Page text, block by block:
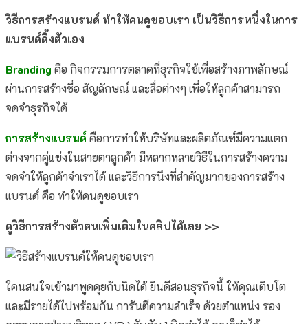
วิธีการสร้างแบรนด์ ทำให้คนดูชอบเรา เป็นวิธีการหนึ่งในการ
แบรนด์ดิ้งตัวเอง
Branding คือ กิจกรรมการตลาดที่ธุรกิจใช้เพื่อสร้างภาพลักษณ์
ผ่านการสร้างชื่อ สัญลักษณ์ และสื่อต่างๆ เพื่อให้ลูกค้าสามารถ
จดจำธุรกิจได้
การสร้างแบรนด์ คือการทำให้บริษัทและผลิตภัณฑ์มีความแตก
ต่างจากคู่แข่งในสายตาลูกค้า มีหลากหลายวิธีในการสร้างความ
จดจำให้ลูกค้าจำเราได้ และวิธีการนึงที่สำคัญมากของการสร้าง
แบรนด์ คือ ทำให้คนดูชอบเรา
ดูวิธีการสร้างตัวตนเพิ่มเติมในคลิปได้เลย >>
ใคนสนใจเข้ามาพูดคุยกับนิดได้ ยินดีสอนธุรกิจนี้ ให้คุณเติบโต
และมีรายได้ไปพร้อมกัน การันตีความสำเร็จ ด้วยตำแหน่ง รอง